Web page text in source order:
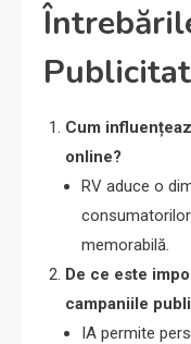
Cum
online?
RV aduce o
memorabilă.
De ce este
campaniile
IA permite